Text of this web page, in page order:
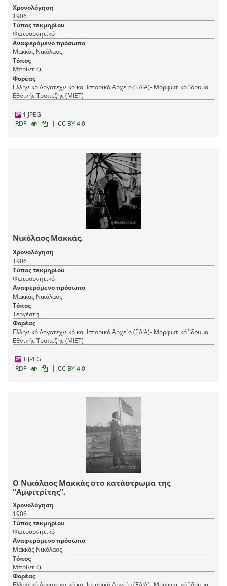
Χρονολόγηση
1906
Τύπος τεκμηρίου
Φωτοαρνητικό
Αναφερόμενο πρόσωπο
Μακκάς Νικόλαος
Τόπος
Μπρίντιζι
Φορέας
Ελληνικό Λογοτεχνικό και Ιστορικό Αρχείο (ΕΛΙΑ)- Μορφωτικό Ίδρυμα
Εθνικής Τραπέζης (ΜΙΕΤ)
1 JPEG
RDF
| CC BY 4.0
Νικόλαος Μακκάς.
Χρονολόγηση
1906
Τύπος τεκμηρίου
Φωτοαρνητικό
Αναφερόμενο πρόσωπο
Μακκάς Νικόλαος
Τόπος
Τεργέστη
Φορέας
Ελληνικό Λογοτεχνικό και Ιστορικό Αρχείο (ΕΛΙΑ)- Μορφωτικό Ίδρυμα
Εθνικής Τραπέζης (ΜΙΕΤ)
1 JPEG
RDF
| CC BY 4.0
Ο Νικόλαος Μακκάς στο κατάστρωμα της
"Αμφιτρίτης".
Χρονολόγηση
1906
Τύπος τεκμηρίου
Φωτοαρνητικό
Αναφερόμενο πρόσωπο
Μακκάς Νικόλαος
Τόπος
Μπρίντιζι
Φορέας